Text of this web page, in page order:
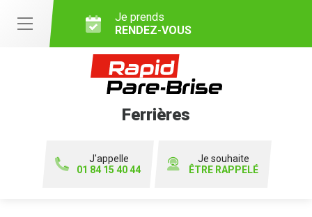
Je prends
RENDEZ-VOUS
Ferrières
J'appelle
01 84 15 40 44
Je souhaite
ÊTRE RAPPELÉ